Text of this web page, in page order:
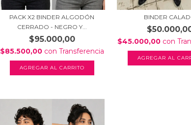
PACK X2 BINDER ALGODÓN
CERRADO - NEGRO Y...
$95.000,00
$85.500,00 con Transferencia
AGREGAR AL CARRITO
BINDER
$45.000,00 con
AGREGAR AL